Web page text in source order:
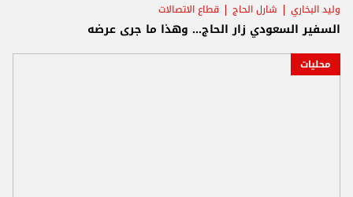
وليد البخاري شارل الحاج قطاع الاتصالات
السفير السعودي زار الحاج... وهذا ما جرى عرضه
محليات